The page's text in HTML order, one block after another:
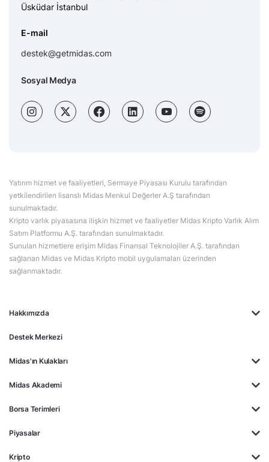
Hakkımızda
Destek Merkezi
Midas'ın Kulakları
Midas Akademi
Borsa Terimleri
Piyasalar
Kripto
Üsküdar İstanbul
E-mail
destek@getmidas.com
Sosyal Medya
Yatırım hizmet ve faaliyetleri, Sermaye Piyasası Kurulu tarafından
yetkilendirilen lisanslı Midas Menkul Değerler A.Ş tarafından
sunulmaktadır.
Kripto varlık piyasasına ilişkin hizmet ve faaliyetler Midas Kripto Varlık Alım
Satım Platformu A.Ş. tarafından sunulmaktadır.
Sunulan hizmetlere erişim Midas Finansal Teknolojiler A.Ş. tarafından
sağlanan Midas ve Midas Kripto mobil uygulamaları üzerinden
sağlanmaktadır.